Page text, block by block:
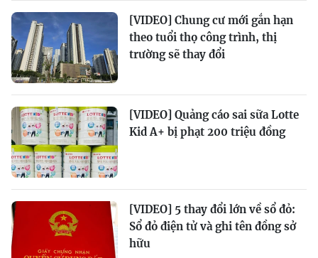
[VIDEO] Chung cư mới gắn hạn
theo tuổi thọ công trình, thị
trường sẽ thay đổi
[VIDEO] Quảng cáo sai sữa Lotte
Kid A+ bị phạt 200 triệu đồng
[VIDEO] 5 thay đổi lớn về sổ đỏ:
Sổ đỏ điện tử và ghi tên đồng sở
hữu